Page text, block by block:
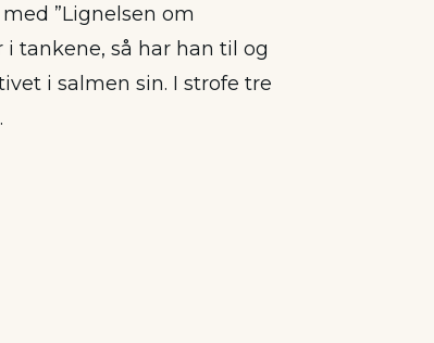
”Lignelsen om
tankene, så har han til og
i salmen sin. I strofe tre